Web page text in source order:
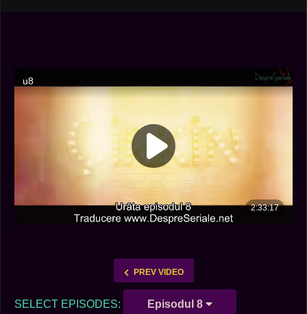
PREV VIDEO
SELECT EPISODES: Episodul 8